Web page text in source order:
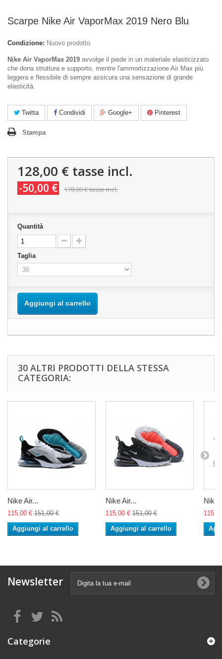
Scarpe Nike Air VaporMax 2019 Nero Blu
Condizione: Nuovo prodotto
Nike Air VaporMax 2019 avvolge il piede in un materiale elasticizzato
che dona struttura e supporto, mentre l'ammortizzazione Air Max più
leggera e flessibile di sempre assicura una sensazione di grande
elasticità.
Twitta Condividi Google+ Pinterest
Stampa
128,00 € tasse incl.
-50,00 € 178,00 €tasse incl.
Quantità
Taglia
Aggiungi al carrello
30 ALTRI PRODOTTI DELLA STESSA
CATEGORIA:
Nike Air...
115,00 € 151,00 €
Aggiungi al carrello
Nike Air...
115,00 € 151,00 €
Aggiungi al carrello
Nike
Newsletter
Categorie